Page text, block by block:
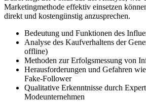
Marketingmethode effektiv einsetzen
direkt und kostengünstig anzusprechen.
Bedeutung und Funktionen des
Analyse des Kaufverhaltens der
offline)
Methoden zur Erfolgsmessung von
Herausforderungen und Gefahren
Fake-Follower
Qualitative Erkenntnisse durch
Modeunternehmen